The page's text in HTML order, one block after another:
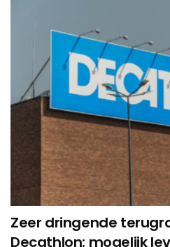
Zeer dringende
Decathlon: mogelijk